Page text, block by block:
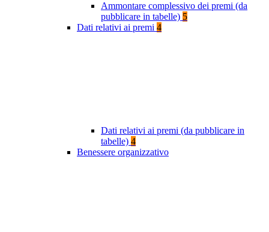
Ammontare complessivo dei premi (da
pubblicare in tabelle) 5
Dati relativi ai premi 4
Dati relativi ai premi (da pubblicare in
tabelle) 4
Benessere organizzativo